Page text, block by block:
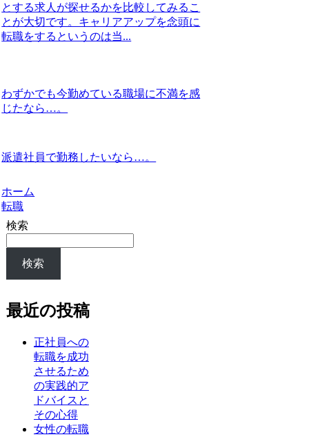
とする求人が探せるかを比較してみるこ
とが大切です。キャリアアップを念頭に
転職をするというのは当...
わずかでも今勤めている職場に不満を感
じたなら…。
派遣社員で勤務したいなら…。
ホーム
転職
検索
検索
最近の投稿
正社員への
転職を成功
させるため
の実践的ア
ドバイスと
その心得
女性の転職